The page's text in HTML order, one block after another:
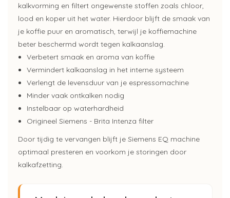
kalkvorming en filtert ongewenste stoffen zoals chloor,
lood en koper uit het water. Hierdoor blijft de smaak van
je koffie puur en aromatisch, terwijl je koffiemachine
beter beschermd wordt tegen kalkaanslag.
Verbetert smaak en aroma van koffie
Vermindert kalkaanslag in het interne systeem
Verlengt de levensduur van je espressomachine
Minder vaak ontkalken nodig
Instelbaar op waterhardheid
Origineel Siemens - Brita Intenza filter
Door tijdig te vervangen blijft je Siemens EQ machine
optimaal presteren en voorkom je storingen door
kalkafzetting.